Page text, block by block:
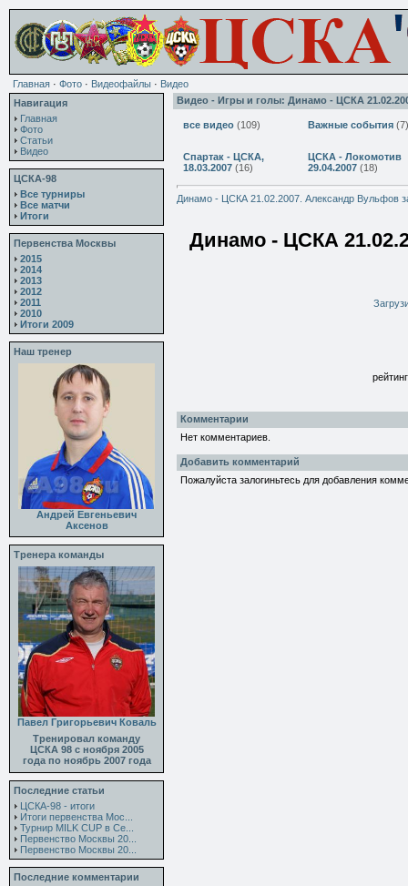
Главная · Фото · Видеофайлы · Видео
Навигация
Главная
Фото
Статьи
Видео
ЦСКА-98
Все турниры
Все матчи
Итоги
Первенства Москвы
2015
2014
2013
2012
2011
2010
Итоги 2009
Наш тренер
Андрей Евгеньевич
Аксенов
Тренера команды
Павел Григорьевич Коваль
Тренировал команду
ЦСКА 98 с ноября 2005
года по ноябрь 2007 года
Последние статьи
ЦСКА-98 - итоги
Итоги первенства Мос...
Турнир MILK CUP в Се...
Первенство Москвы 20...
Первенство Москвы 20...
Последние комментарии
Видео - Игры и голы: Динамо - ЦСКА
все видео (109) Важные события (7)
Спартак - ЦСКА,
18.03.2007 (16)
ЦСКА - Локомотив
29.04.2007 (18)
Динамо - ЦСКА 21.02.2007. Александр Вульфов
Динамо - ЦСКА
Комментарии
Нет комментариев.
Добавить комментарий
Пожалуйста залогиньтесь для добавления